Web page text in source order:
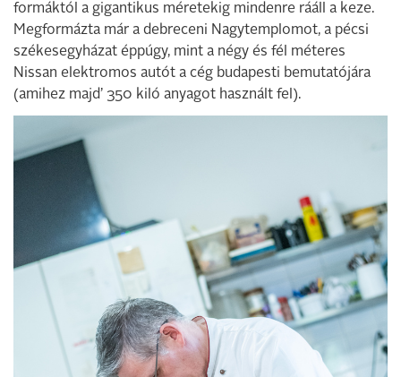
formáktól a gigantikus méretekig mindenre rááll a keze.
Megformázta már a debreceni Nagytemplomot, a pécsi
székesegyházat éppúgy, mint a négy és fél méteres
Nissan elektromos autót a cég budapesti bemutatójára
(amihez majd’ 350 kiló anyagot használt fel).